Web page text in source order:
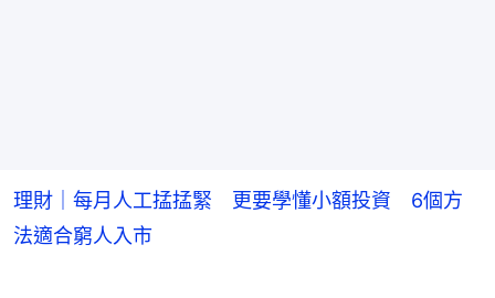
理財｜每月人工掹掹緊 更要學懂小額投資 6個方
法適合窮人入市